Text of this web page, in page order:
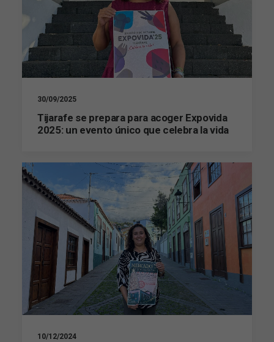
30/09/2025
Tijarafe se prepara para acoger Expovida
2025: un evento único que celebra la vida
10/12/2024